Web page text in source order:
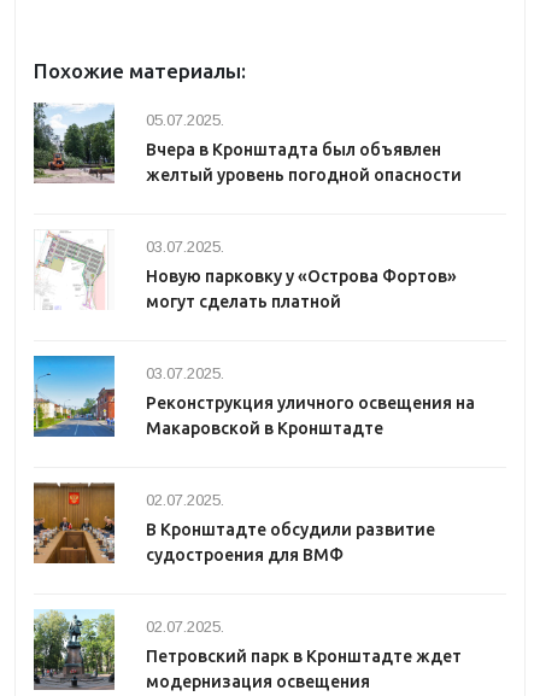
Похожие материалы:
05.07.2025.
Вчера в Кронштадта был объявлен
желтый уровень погодной опасности
03.07.2025.
Новую парковку у «Острова Фортов»
могут сделать платной
03.07.2025.
Реконструкция уличного освещения на
Макаровской в Кронштадте
02.07.2025.
В Кронштадте обсудили развитие
судостроения для ВМФ
02.07.2025.
Петровский парк в Кронштадте ждет
модернизация освещения